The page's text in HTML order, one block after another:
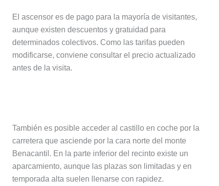
El ascensor es de pago para la mayoría de visitantes,
aunque existen descuentos y gratuidad para
determinados colectivos. Como las tarifas pueden
modificarse, conviene consultar el precio actualizado
antes de la visita.
También es posible acceder al castillo en coche por la
carretera que asciende por la cara norte del monte
Benacantil. En la parte inferior del recinto existe un
aparcamiento, aunque las plazas son limitadas y en
temporada alta suelen llenarse con rapidez.